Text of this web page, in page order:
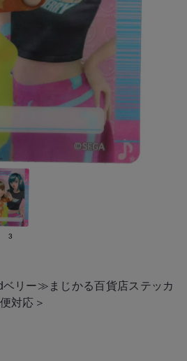
リー≫まじかる百貨店ステッカ
対応＞
3